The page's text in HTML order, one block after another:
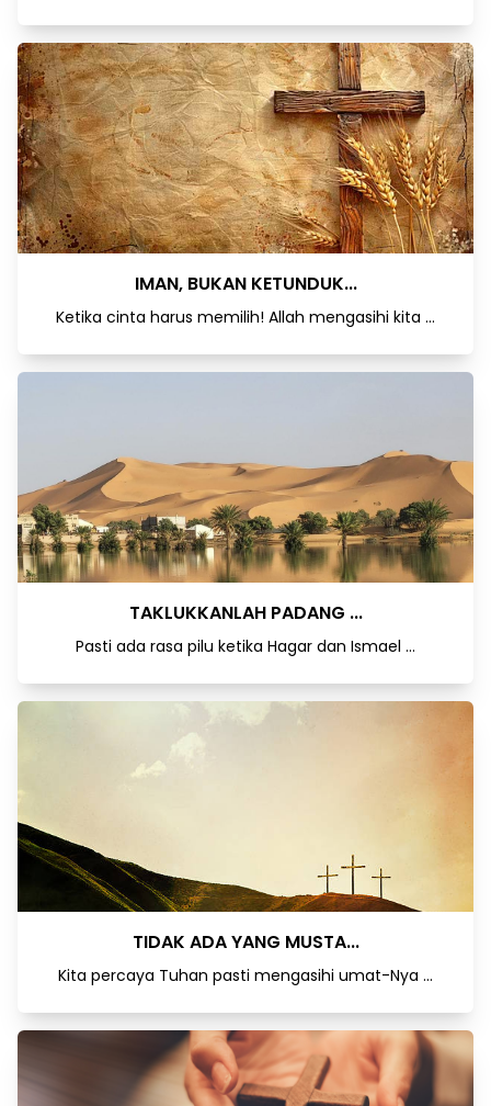
IMAN, BUKAN KETUNDUK...
Ketika cinta harus memilih! Allah mengasihi kita ...
TAKLUKKANLAH PADANG ...
Pasti ada rasa pilu ketika Hagar dan Ismael ...
TIDAK ADA YANG MUSTA...
Kita percaya Tuhan pasti mengasihi umat-Nya ...